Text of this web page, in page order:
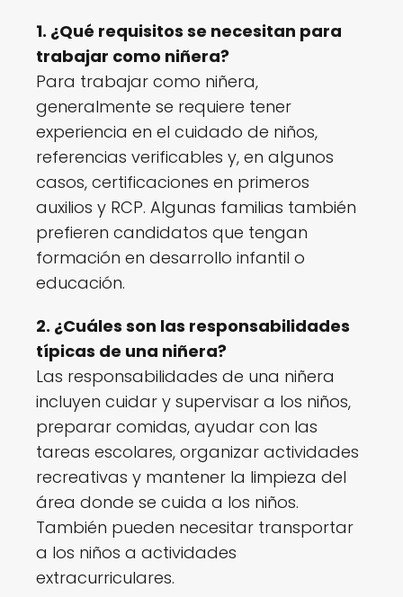
1. ¿Qué requisitos se necesitan para
trabajar como niñera?
Para trabajar como niñera,
generalmente se requiere tener
experiencia en el cuidado de niños,
referencias verificables y, en algunos
casos, certificaciones en primeros
auxilios y RCP. Algunas familias también
prefieren candidatos que tengan
formación en desarrollo infantil o
educación.
2. ¿Cuáles son las responsabilidades
típicas de una niñera?
Las responsabilidades de una niñera
incluyen cuidar y supervisar a los niños,
preparar comidas, ayudar con las
tareas escolares, organizar actividades
recreativas y mantener la limpieza del
área donde se cuida a los niños.
También pueden necesitar transportar
a los niños a actividades
extracurriculares.